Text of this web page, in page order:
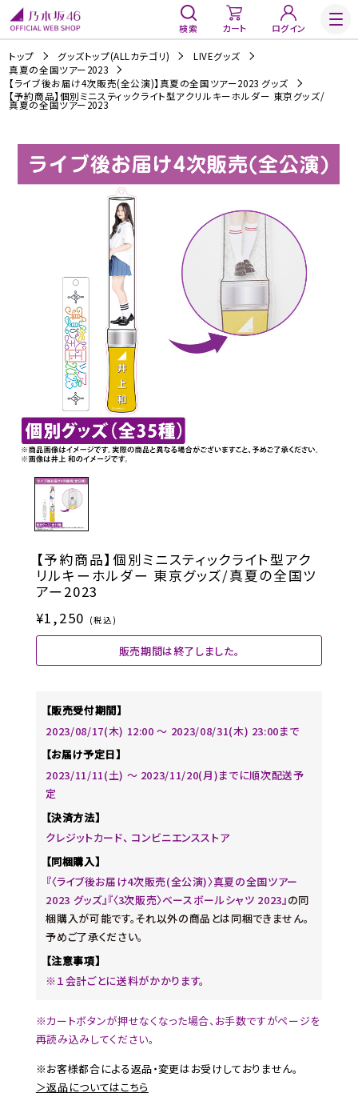
検索 カート ログイン
トップ グッズトップ(ALLカテゴリ)
LIVEグッズ
真夏の全国ツアー2023
【ライブ後お届け4次販売(全公演)】真夏の全国ツアー2023 グッズ
【予約商品】個別ミニスティックライト型アクリルキーホルダー 東京グッズ/
真夏の全国ツアー2023
【予約商品】個別ミニスティックライト型アク
リルキーホルダー 東京グッズ/真夏の全国ツ
アー2023
¥1,250 (税込)
販売期間は終了しました。
【販売受付期間】
2023/08/17(木) 12:00 〜 2023/08/31(木) 23:00まで
【お届け予定日】
2023/11/11(土) ～ 2023/11/20(月)までに順次配送予
定
【決済方法】
クレジットカード、 コンビニエンスストア
【同梱購入】
『〈ライブ後お届け4次販売(全公演)〉真夏の全国ツアー
2023 グッズ』『〈3次販売〉ベースボールシャツ 2023』の同
梱購入が可能です。それ以外の商品とは同梱できません。
予めご了承ください。
【注意事項】
※１会計ごとに送料がかかります。
※カートボタンが押せなくなった場合、お手数ですがページを
再読み込みしてください。
※お客様都合による返品・変更はお受けしておりません。
＞返品についてはこちら